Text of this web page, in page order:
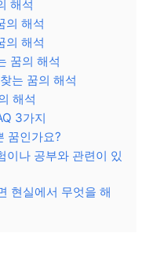
해석
의 해석
의 해석
꿈의 해석
는 꿈의 해석
해석
3가지
꿈인가요?
이나 공부와 관련이 있
현실에서 무엇을 해